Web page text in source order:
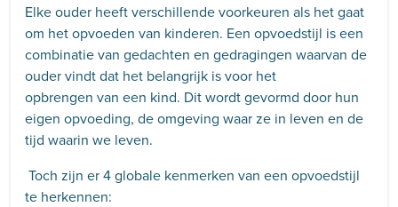
Elke ouder heeft verschillende voorkeuren als het gaat
om het opvoeden van kinderen. Een opvoedstijl is een
combinatie van gedachten en gedragingen waarvan de
ouder vindt dat het belangrijk is voor het
opbrengen van een kind. Dit wordt gevormd door hun
eigen opvoeding, de omgeving waar ze in leven en de
tijd waarin we leven.
Toch zijn er 4 globale kenmerken van een opvoedstijl
te herkennen: